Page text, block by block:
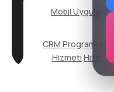
Mobil
CRM Programı
Hizmeti